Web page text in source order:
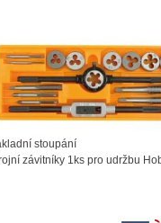
závitník sada
stoupání
závitníky 1ks pro udržbu